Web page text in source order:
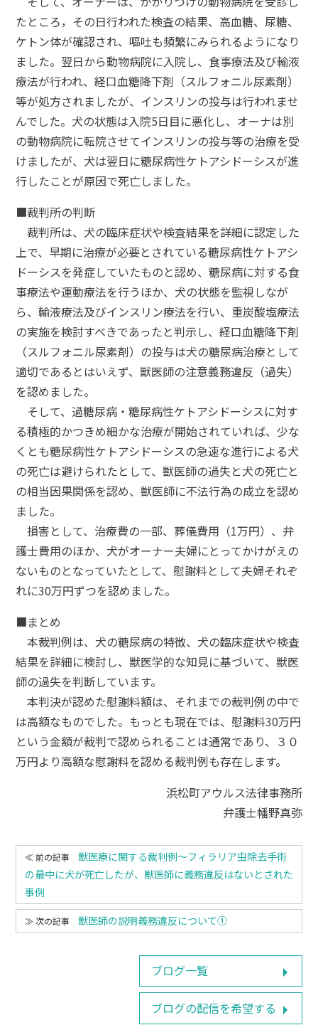
たところ，その日行われた検査の結果、高血糖、尿糖、
ケトン体が確認され、嘔吐も頻繁にみられるようになり
ました。翌日から動物病院に入院し、食事療法及び輸液
療法が行われ、経口血糖降下剤（スルフォニル尿素剤）
等が処方されましたが、インスリンの投与は行われませ
んでした。犬の状態は入院5日目に悪化し、オーナは別
の動物病院に転院させてインスリンの投与等の治療を受
けましたが、犬は翌日に糖尿病性ケトアシドーシスが進
行したことが原因で死亡しました。
■裁判所の判断
裁判所は、犬の臨床症状や検査結果を詳細に認定した
上で、早期に治療が必要とされている糖尿病性ケトアシ
ドーシスを発症していたものと認め、糖尿病に対する食
事療法や運動療法を行うほか、犬の状態を監視しなが
ら、輸液療法及びインスリン療法を行い、重炭酸塩療法
の実施を検討すべきであったと判示し、経口血糖降下剤
（スルフォニル尿素剤）の投与は犬の糖尿病治療として
適切であるとはいえず、獣医師の注意義務違反（過失）
を認めました。
そして、過糖尿病・糖尿病性ケトアシドーシスに対す
る積極的かつきめ細かな治療が開始されていれば、少な
くとも糖尿病性ケトアシドーシスの急速な進行による犬
の死亡は避けられたとして、獣医師の過失と犬の死亡と
の相当因果関係を認め、獣医師に不法行為の成立を認め
ました。
損害として、治療費の一部、葬儀費用（1万円）、弁
護士費用のほか、犬がオーナー夫婦にとってかけがえの
ないものとなっていたとして、慰謝料として夫婦それぞ
れに30万円ずつを認めました。
■まとめ
本裁判例は、犬の糖尿病の特徴、犬の臨床症状や検査
結果を詳細に検討し、獣医学的な知見に基づいて、獣医
師の過失を判断しています。
本判決が認めた慰謝料額は、それまでの裁判例の中で
は高額なものでした。もっとも現在では、慰謝料30万円
という金額が裁判で認められることは通常であり、３０
万円より高額な慰謝料を認める裁判例も存在します。
浜松町アウルス法律事務所
弁護士幡野真弥
獣医療に関する裁判例～フィラリア虫除去手術
の最中に犬が死亡したが、獣医師に義務違反はないとされた
事例
獣医師の説明義務違反について①
ブログ一覧
ブログの配信を希望する